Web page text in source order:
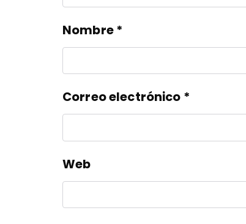
Nombre*
Correo electrónico *
Web